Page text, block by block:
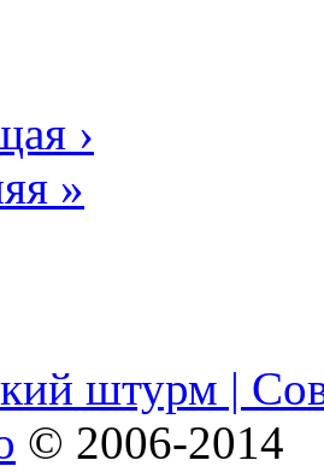
›
»
штурм |
© 2006-2014